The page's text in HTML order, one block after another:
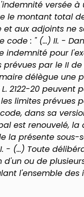
versée
le montant total
aux adjoints ne
code : " (...) II. -
indemnité pour
par le II de
délègue une
2122-20 peuvent
limites prévues
code, dans sa
est renouvelé,
la présente sous-
- (...) Toute
ou de
l'ensemble des